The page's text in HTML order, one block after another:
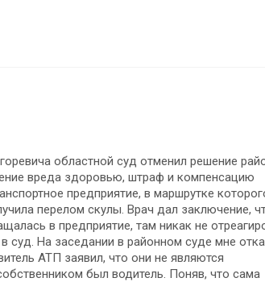
областной суд отменил решение
вреда здоровью, штраф и компенсацию
предприятие, в маршрутке
перелом скулы. Врач дал заключение,
в предприятие, там никак не
суд. На заседании в районном суде мне
АТП заявил, что они не являются
был водитель. Поняв, что сама